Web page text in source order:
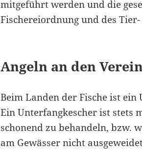
mitgeführt werden und die
Fischereiordnung und des
Angeln an den
Beim Landen der Fische ist
Ein Unterfangkescher ist stets
schonend zu behandeln, bzw.
am Gewässer nicht